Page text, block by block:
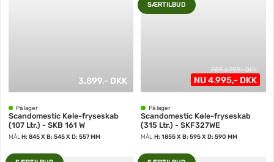
3.899,- DKK
På lager
Scandomestic Køle-fryseskab
(107 Ltr.) - SKB 161 W
MÅL H: 845 X B: 545 X D: 557 MM
SÆRTILBUD
FØR 6.999,- DKK
NU 4.995,- DKK
På lager
Scandomestic Køle-fryseskab
(315 Ltr.) - SKF327WE
MÅL H: 1855 X B: 595 X D: 590 MM